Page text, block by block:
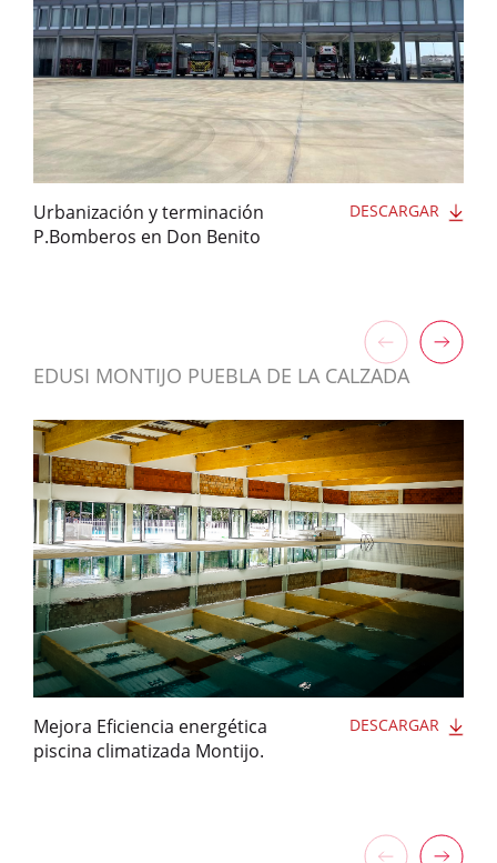
Urbanización y terminación
P.Bomberos en Don Benito
DESCARGAR
EDUSI MONTIJO PUEBLA DE LA CALZADA
Mejora Eficiencia energética
piscina climatizada Montijo.
DESCARGAR